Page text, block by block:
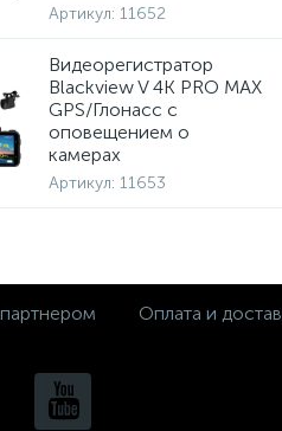
Артикул: 11652
Видеорегистратор
Blackview V 4K PRO MAX
GPS/Глонасс с
оповещением о
камерах
Артикул: 11653
Оплата и